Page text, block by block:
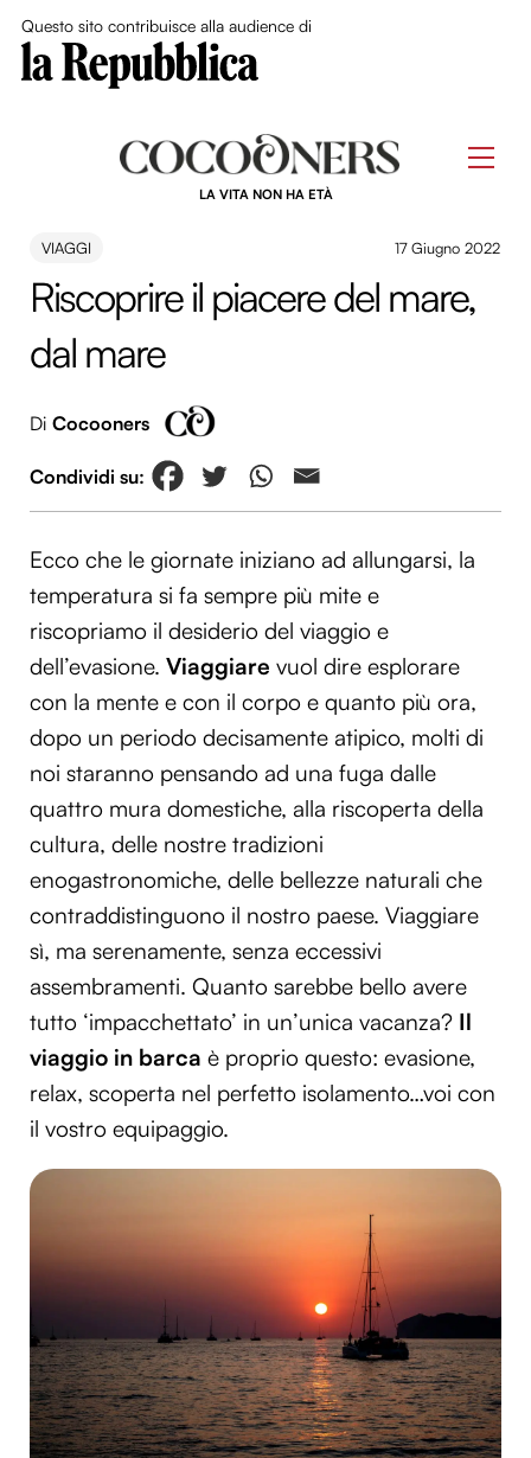
Questo sito contribuisce alla audience di
LA VITA NON HA ETÀ
VIAGGI 17 Giugno 2022
Riscoprire il piacere del mare,
dal mare
Di Cocooners
Ecco che le giornate iniziano ad allungarsi, la
temperatura si fa sempre più mite e
riscopriamo il desiderio del viaggio e
dell’evasione. Viaggiare vuol dire esplorare
con la mente e con il corpo e quanto più ora,
dopo un periodo decisamente atipico, molti di
noi staranno pensando ad una fuga dalle
quattro mura domestiche, alla riscoperta della
cultura, delle nostre tradizioni
enogastronomiche, delle bellezze naturali che
contraddistinguono il nostro paese. Viaggiare
sì, ma serenamente, senza eccessivi
assembramenti. Quanto sarebbe bello avere
tutto ‘impacchettato’ in un’unica vacanza? Il
viaggio in barca è proprio questo: evasione,
relax, scoperta nel perfetto isolamento…voi con
il vostro equipaggio.